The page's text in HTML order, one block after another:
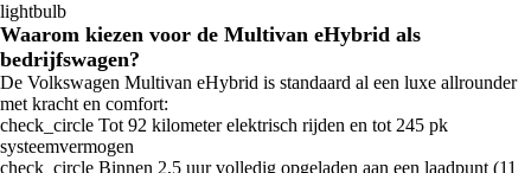
lightbulb
Waarom kiezen voor de Multivan eHybrid als
bedrijfswagen?
De Volkswagen Multivan eHybrid is standaard al een luxe allrounder
met kracht en comfort:
check_circle Tot 92 kilometer elektrisch rijden en tot 245 pk
systeemvermogen
check_circle Binnen 2,5 uur volledig opgeladen aan een laadpunt (11